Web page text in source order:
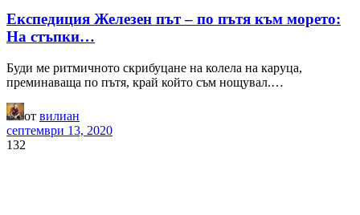
Експедиция Железен път – по пътя към морето:
На стъпки…
Буди ме ритмичното скрибуцане на колела на каруца,
преминаваща по пътя, край който съм нощувал.…
от вилиан
септември 13, 2020
132